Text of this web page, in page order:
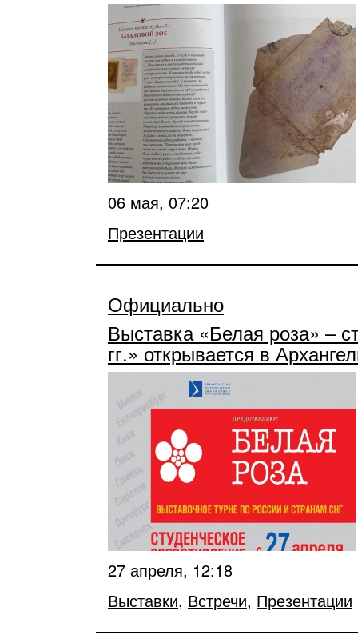
06 мая, 07:20
Презентации
Официально
Выставка «Белая роза» –
гг.» открывается в
27 апреля, 12:18
Выставки, Встречи, Презентации